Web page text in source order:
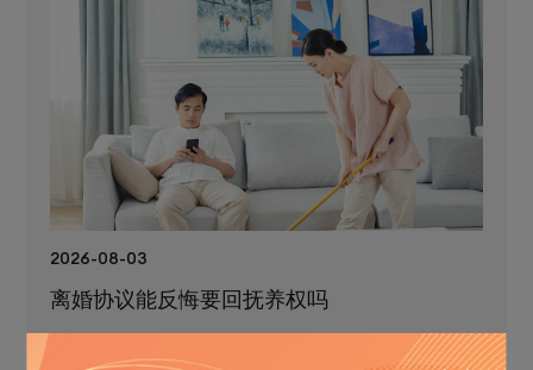
2026-08-03
离婚协议能反悔要回抚养权吗